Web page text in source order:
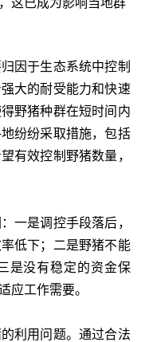
因于生态系统中控制
大的耐受能力和快速
野猪种群在短时间内
纷纷采取措施，包括
有效控制野猪数量，
一是调控手段落后，
低下；二是野猪不能
是没有稳定的资金保
应工作需要。
利用问题。通过合法